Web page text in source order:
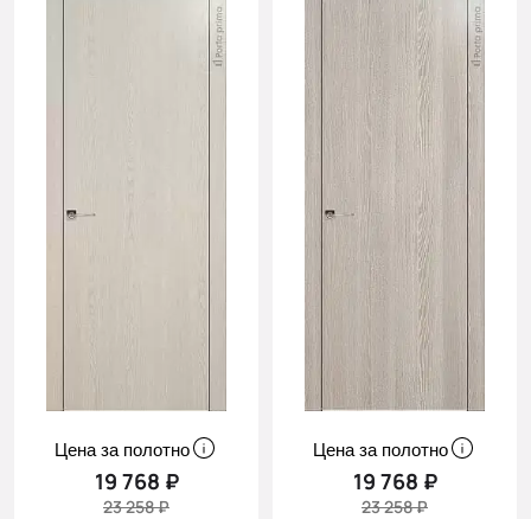
Цена за полотно
19 768 ₽
23 258 ₽
Цена за полотно
19 768 ₽
23 258 ₽